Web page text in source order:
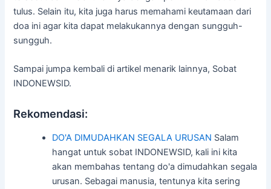
tulus. Selain itu, kita juga harus memahami keutamaan dari
doa ini agar kita dapat melakukannya dengan sungguh-
sungguh.
Sampai jumpa kembali di artikel menarik lainnya, Sobat
INDONEWSID.
Rekomendasi:
DO'A DIMUDAHKAN SEGALA URUSAN Salam
hangat untuk sobat INDONEWSID, kali ini kita
akan membahas tentang do'a dimudahkan segala
urusan. Sebagai manusia, tentunya kita sering